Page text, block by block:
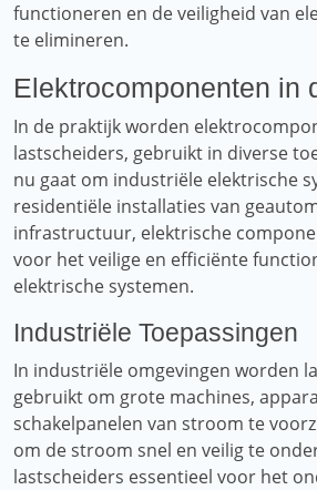
functioneren en de veiligheid van
te elimineren.
Elektrocomponenten in
In de praktijk worden
lastscheiders, gebruikt in diverse
nu gaat om industriële elektrische
residentiële installaties van
infrastructuur, elektrische
voor het veilige en efficiënte
elektrische systemen.
Industriële Toepassingen
In industriële omgevingen worden
gebruikt om grote machines,
schakelpanelen van stroom te
om de stroom snel en veilig te
lastscheiders essentieel voor het